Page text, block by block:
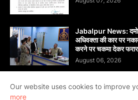
Jabalpur News:
अधिवक्ता की कार पर
करने पर चकमा देकर
August 06, 2026
Our website uses cookies to improve
more